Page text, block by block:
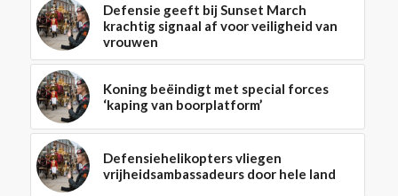
Defensie geeft bij Sunset March
krachtig signaal af voor veiligheid van
vrouwen
Koning beëindigt met special forces
‘kaping van boorplatform’
Defensiehelikopters vliegen
vrijheidsambassadeurs door hele land